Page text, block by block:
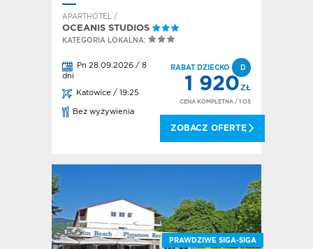
APARTHOTEL /
OCEANIS STUDIOS
KATEGORIA LOKALNA:
Pn 28.09.2026 / 8
dni
Katowice / 19:25
Bez wyżywienia
RABAT DZIECKO D
1 920ZŁ
CENA KOMPLETNA / 1 OS
ZOBACZ OFERTĘ
PRAWDZIWE SIGA-SIGA